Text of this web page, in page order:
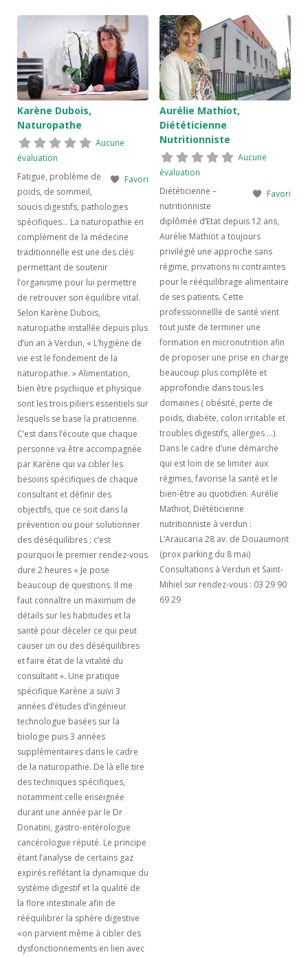
Karène Dubois,
Naturopathe
Aucune
évaluation
Favori
Fatigue, problème de
poids, de sommeil,
soucis digestifs, pathologies
spécifiques… La naturopathie en
complément de la médecine
traditionnelle est une des clés
permettant de soutenir
l’organisme pour lui permettre
de retrouver son équilibre vital.
Selon Karène Dubois,
naturopathe installée depuis plus
d’un an à Verdun, « L’hygiène de
vie est le fondement de la
naturopathie. » Alimentation,
bien être psychique et physique
sont les trois piliers essentiels sur
lesquels se base la praticienne.
C’est dans l’écoute que chaque
personne va être accompagnée
par Karène qui va cibler les
besoins spécifiques de chaque
consultant et définir des
objectifs, que ce soit dans la
prévention ou pour solutionner
des déséquilibres ; c’est
pourquoi le premier rendez-vous
dure 2 heures « Je pose
beaucoup de questions. Il me
faut connaître un maximum de
détails sur les habitudes et la
santé pour déceler ce qui peut
causer un ou des déséquilibres
et faire état de la vitalité du
consultant ». Une pratique
spécifique Karène a suivi 3
années d’études d’ingénieur
technologue basées sur la
biologie puis 3 années
supplémentaires dans le cadre
de la naturopathie. De là elle tire
des techniques spécifiques,
notamment celle enseignée
durant une année par le Dr
Donatini, gastro-entérologue
cancérologue réputé. Le principe
étant l’analyse de certains gaz
expirés reflétant la dynamique du
système digestif et la qualité de
la flore intestinale afin de
rééquilibrer la sphère digestive
«on parvient même à cibler des
dysfonctionnements en lien avec
Aurélie Mathiot,
Diététicienne
Nutritionniste
Aucune
évaluation
Favori
Diététicienne –
nutritionniste
diplômée d’Etat depuis 12 ans,
Aurélie Mathiot a toujours
privilégié une approche sans
régime, privations ni contraintes
pour le rééquilibrage alimentaire
de ses patients. Cette
professionnellle de santé vient
tout juste de terminer une
formation en micronutrition afin
de proposer une prise en charge
beaucoup plus complète et
approfondie dans tous les
domaines ( obésité, perte de
poids, diabète, colon irritable et
troubles digestifs, allergies …).
Dans le cadre d’une démarche
qui est loin de se limiter aux
régimes, favorise la santé et le
bien-être au quotidien. Aurélie
Mathiot, Diététicienne
nutritionniste à verdun :
L’Araucaria 28 av. de Douaumont
(prox parking du 8 mai)
Consultations à Verdun et Saint-
Mihiel sur rendez-vous : 03 29 90
69 29